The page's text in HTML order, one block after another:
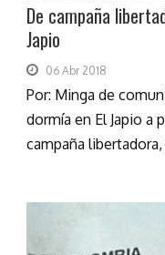
De campaña
Japio
06 Abr 2018
Por: Minga de
dormía en El Japio a
campaña